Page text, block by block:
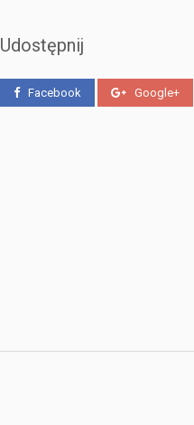
Udostępnij
Facebook Google+